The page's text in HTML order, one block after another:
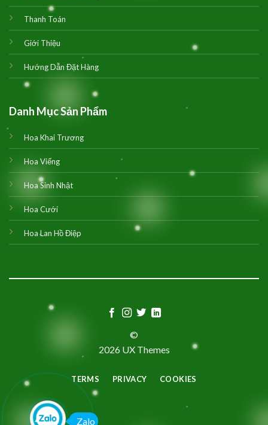
Thanh Toán
Giới Thiệu
Hướng Dẫn Đặt Hàng
Danh Mục Sản Phẩm
Hoa Khai Trương
Hoa Viếng
Hoa Sinh Nhật
Hoa Cưới
Hoa Lan Hồ Điệp
©
2026 UX Themes
TERMS PRIVACY COOKIES
Zalo